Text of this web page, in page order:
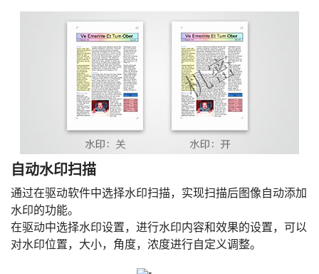
自动水印扫描
通过在驱动软件中选择水印扫描，实现扫描后图像自动添加
水印的功能。
在驱动中选择水印设置，进行水印内容和效果的设置，可以
对水印位置，大小，角度，浓度进行自定义调整。